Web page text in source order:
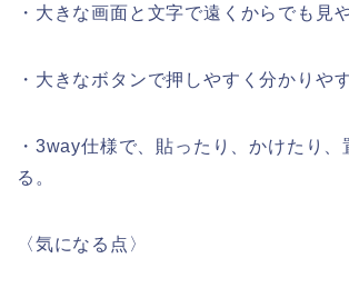
・大きな画面と文字で遠くからでも見
・大きなボタンで押しやすく分かりや
・3way仕様で、貼ったり、かけたり、
る。
〈気になる点〉